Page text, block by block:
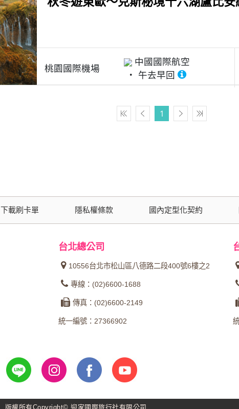
桃園國際機場
中國國際航空
午去早回
1
下載刷卡單 隱私權條款 國內定型化契約
台北總公司
10556台北市松山區八德路二段400號6樓之2
專線：(02)6600-1688
傳真：(02)6600-2149
統一編號：27366902
版權所有Copyright© 迎家國際旅行社有限公司